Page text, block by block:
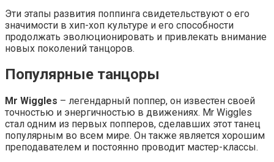
Эти этапы развития поппинга свидетельствуют о его
значимости в хип-хоп культуре и его способности
продолжать эволюционировать и привлекать внимание
новых поколений танцоров.
Популярные танцоры
Mr Wiggles – легендарный поппер, он известен своей
точностью и энергичностью в движениях. Mr Wiggles
стал одним из первых попперов, сделавших этот танец
популярным во всем мире. Он также является хорошим
преподавателем и постоянно проводит мастер-классы.